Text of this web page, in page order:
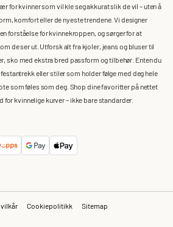
for kvinner som vil kle seg akkurat slik de vil – uten å
komfort eller de nyeste trendene. Vi designer
forståelse for kvinnekroppen, og sørger for at
de ser ut. Utforsk alt fra kjoler, jeans og bluser til
sko med ekstra bred passform og tilbehør. Enten du
eller stiler som holder følge med deg hele
som føles som deg. Shop dine favoritter på nettet
kvinnelige kurver – ikke bare standarder.
Cookiepolitikk Sitemap